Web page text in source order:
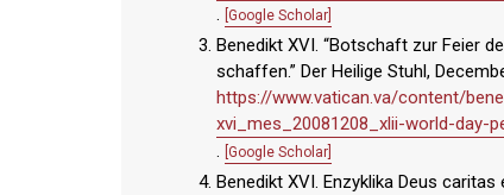
. [Google Scholar]
Benedikt XVI. “Botschaft zur Feier
schaffen.” Der Heilige Stuhl,
https://www.vatican.va/content/
xvi_mes_20081208_xlii-world-day-
. [Google Scholar]
Benedikt XVI. Enzyklika Deus caritas